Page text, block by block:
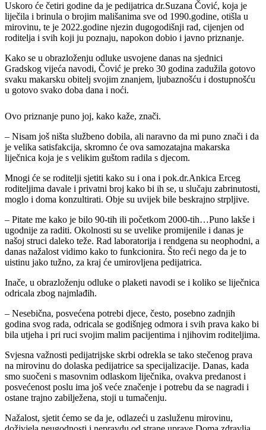
Uskoro će četiri godine da je pedijatrica dr.Suzana Čović, koja je
liječila i brinula o brojim mališanima sve od 1990.godine, otišla u
mirovinu, te je 2022.godine njezin dugogodišnji rad, cijenjen od
roditelja i svih koji ju poznaju, napokon dobio i javno priznanje.
Kako se u obrazloženju odluke usvojene danas na sjednici
Gradskog vijeća navodi, Čović je preko 30 godina zadužila gotovo
svaku makarsku obitelj svojim znanjem, ljubaznošću i dostupnošću
u gotovo svako doba dana i noći.
Ovo priznanje puno joj, kako kaže, znači.
– Nisam još ništa službeno dobila, ali naravno da mi puno znači i da
je velika satisfakcija, skromno će ova samozatajna makarska
liječnica koja je s velikim guštom radila s djecom.
Mnogi će se roditelji sjetiti kako su i ona i pok.dr.Ankica Erceg
roditeljima davale i privatni broj kako bi ih se, u slučaju zabrinutosti,
moglo i doma konzultirati. Obje su uvijek bile beskrajno strpljive.
– Pitate me kako je bilo 90-tih ili početkom 2000-tih…Puno lakše i
ugodnije za raditi. Okolnosti su se uvelike promijenile i danas je
našoj struci daleko teže. Rad laboratorija i rendgena su neophodni, a
danas nažalost vidimo kako to funkcionira. Što reći nego da je to
uistinu jako tužno, za kraj će umirovljena pedijatrica.
Inače, u obrazloženju odluke o plaketi navodi se i koliko se liječnica
odricala zbog najmlađih.
– Nesebična, posvećena potrebi djece, često, posebno zadnjih
godina svog rada, odricala se godišnjeg odmora i svih prava kako bi
bila utjeha i pri ruci svojim malim pacijentima i njihovim roditeljima.
Svjesna važnosti pedijatrijske skrbi odrekla se tako stečenog prava
na mirovinu do dolaska pedijatrice sa specijalizacije. Danas, kada
smo suočeni s masovnim odlaskom liječnika, ovakva predanost i
posvećenost poslu ima još veće značenje i potrebu da se nagradi i
ostane trajno zabilježena, stoji u tumačenju.
Nažalost, sjetit ćemo se da je, odlazeći u zasluženu mirovinu,